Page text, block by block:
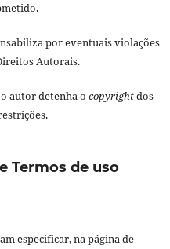
por eventuais violações
Autorais.
autor detenha o copyrightdos
Termos de uso
especificar, na página de